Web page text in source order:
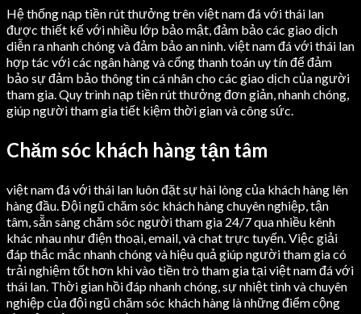
Hệ thống nạp tiền rút thưởng trên việt nam đá với thái lan
được thiết kế với nhiều lớp bảo mật, đảm bảo các giao dịch
diễn ra nhanh chóng và đảm bảo an ninh. việt nam đá với thái lan
hợp tác với các ngân hàng và cổng thanh toán uy tín để đảm
bảo sự đảm bảo thông tin cá nhân cho các giao dịch của người
tham gia. Quy trình nạp tiền rút thưởng đơn giản, nhanh chóng,
giúp người tham gia tiết kiệm thời gian và công sức.
Chăm sóc khách hàng tận tâm
việt nam đá với thái lan luôn đặt sự hài lòng của khách hàng lên
hàng đầu. Đội ngũ chăm sóc khách hàng chuyên nghiệp, tận
tâm, sẵn sàng chăm sóc người tham gia 24/7 qua nhiều kênh
khác nhau như điện thoại, email, và chat trực tuyến. Việc giải
đáp thắc mắc nhanh chóng và hiệu quả giúp người tham gia có
trải nghiệm tốt hơn khi vào tiền trò tham gia tại việt nam đá với
thái lan. Thời gian hồi đáp nhanh chóng, sự nhiệt tình và chuyên
nghiệp của đội ngũ chăm sóc khách hàng là những điểm cộng